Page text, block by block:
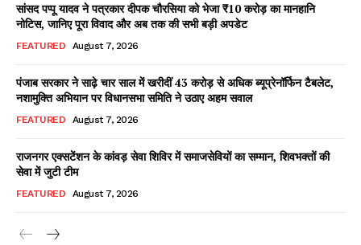
Facebook
X WhatsApp
Share
Read Latest News on AIN
सांसद पप्पू यादव ने पत्रकार दीपक चौरसिया को भेजा ₹10 करोड़ का मानहानि
नोटिस, जानिए पूरा विवाद और अब तक की सभी बड़ी अपडेट
FEATURED August 7, 2026
पंजाब सरकार ने साढ़े चार साल में खरीदीं 43 करोड़ से अधिक ब्यूप्रेनॉर्फिन टैबलेट,
नशामुक्ति अभियान पर विधानसभा समिति ने उठाए अहम सवाल
FEATURED August 7, 2026
राजनगर एक्सटेंशन के कांवड़ सेवा शिविर में समाजसेवियों का सम्मान, शिवभक्तों की
सेवा में जुटी टीम
FEATURED August 7, 2026